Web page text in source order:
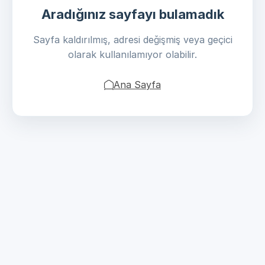
Aradığınız sayfayı bulamadık
Sayfa kaldırılmış, adresi değişmiş veya geçici
olarak kullanılamıyor olabilir.
Ana Sayfa